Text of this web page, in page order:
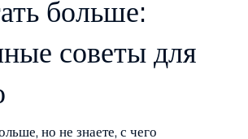
больше:
советы для
но не знаете, с чего